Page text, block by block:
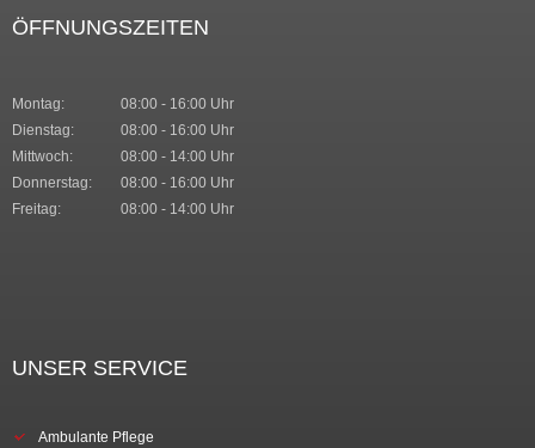
ÖFFNUNGSZEITEN
Montag:
08:00 - 16:00 Uhr
Dienstag:
08:00 - 16:00 Uhr
Mittwoch:
08:00 - 14:00 Uhr
Donnerstag:
08:00 - 16:00 Uhr
Freitag:
08:00 - 14:00 Uhr
UNSER SERVICE
Ambulante Pflege